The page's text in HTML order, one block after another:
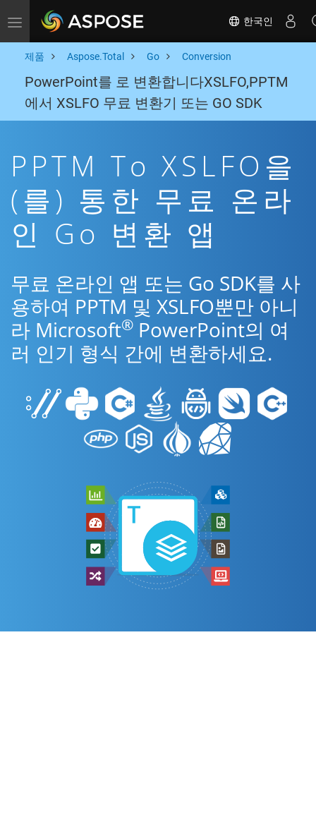
Toggle navigation 한국인
제품 Aspose.Total Go Conversion
PowerPoint를 로 변환합니다XSLFO,PPTM
에서 XSLFO 무료 변환기 또는 GO SDK
PPTM To XSLFO을
(를) 통한 무료 온라
인 Go 변환 앱
무료 온라인 앱 또는 Go SDK를 사
용하여 PPTM 및 XSLFO뿐만 아니
라 Microsoft® PowerPoint의 여
러 인기 형식 간에 변환하세요.